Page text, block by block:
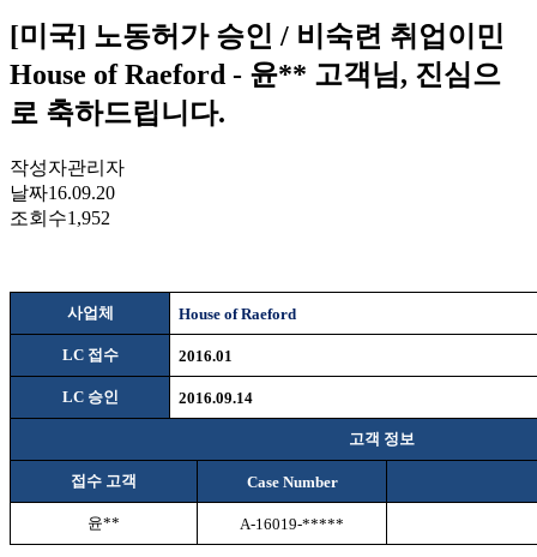
[미국] 노동허가 승인 / 비숙련 취업이민
House of Raeford - 윤** 고객님, 진심으
로 축하드립니다.
작성자관리자
날짜16.09.20
조회수1,952
사업체 House of Raeford
LC 접수 2016.01
LC 승인 2016.09.14
고객 정보
접수 고객 Case Number
윤** A-16019-*****